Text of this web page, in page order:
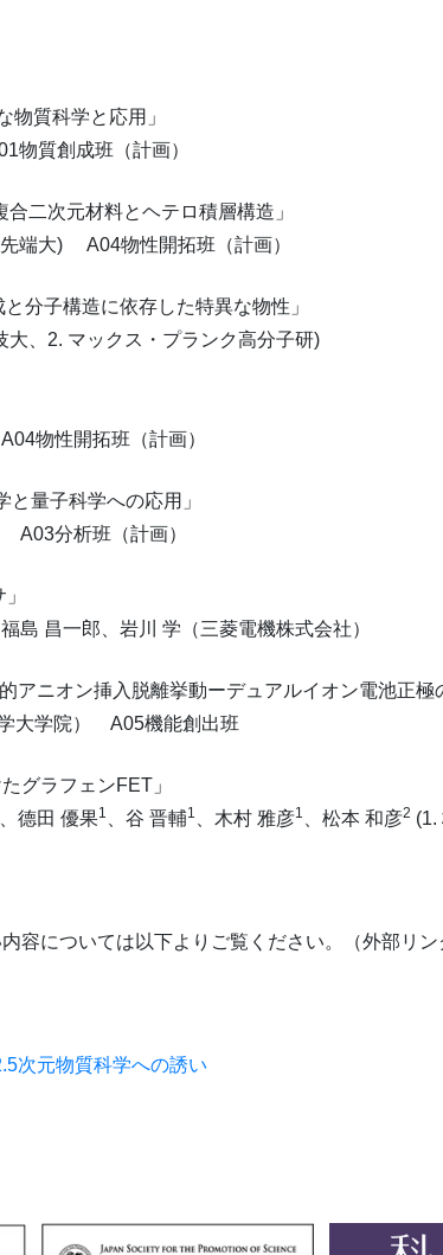
質科学と応用」
班（計画）
二次元材料とヘテロ積層構造」
物性開拓班（計画）
成と分子構造に依存した特異な物性」
大、2. マックス・プランク高分子研)
拓班（計画）
量子科学への応用」
班（計画）
岩川 学（三菱電機株式会社）
ニオン挿入脱離挙動ーデュアルイオン電池正極
） A05機能創出班
グラフェンFET」
、德田 優果1 、谷 晋輔1 、木村 雅彦1 、松本 和彦2 (1.
容については以下よりご覧ください。（外部リン
次元物質科学への誘い